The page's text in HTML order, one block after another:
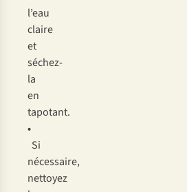
l’eau
claire
et
séchez-
la
en
tapotant.
•
Si
nécessaire,
nettoyez